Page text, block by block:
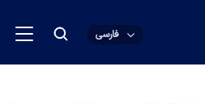
فارسی